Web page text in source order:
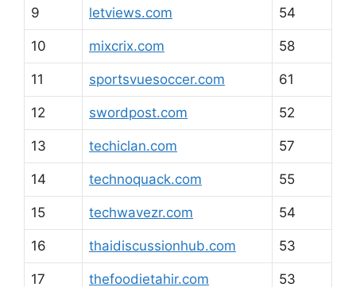
9 letviews.com 54
10 mixcrix.com 58
11 sportsvuesoccer.com 61
12 swordpost.com 52
13 techiclan.com 57
14 technoquack.com 55
15 techwavezr.com 54
16 thaidiscussionhub.com 53
17 thefoodietahir.com 53